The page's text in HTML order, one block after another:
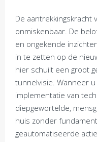
De aantrekkingskracht
onmiskenbaar. De
en ongekende
in te zetten op de
hier schuilt een groot
tunnelvisie. Wanneer
implementatie van
diepgewortelde,
huis zonder
geautomatiseerde